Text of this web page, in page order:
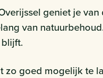
geniet je
van
zo goed mogelijk te